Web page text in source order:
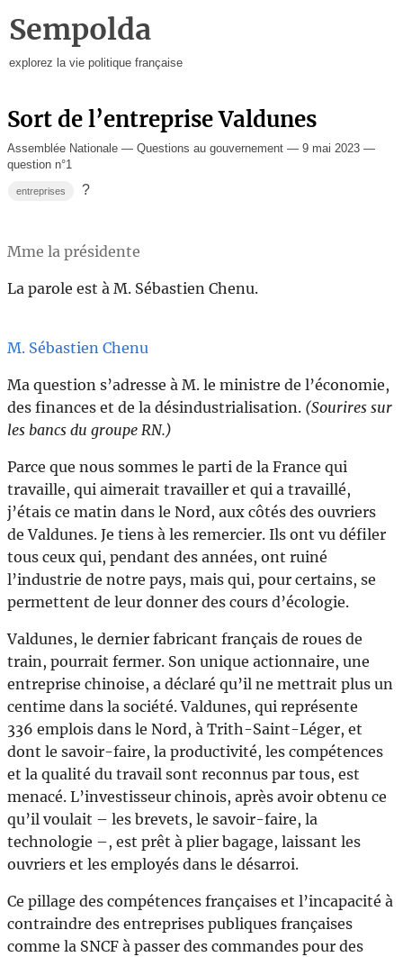
Sempolda
explorez la vie politique française
Sort de l’entreprise Valdunes
Assemblée Nationale — Questions au gouvernement — 9 mai 2023 —
question n°1
entreprises ?
Mme la présidente
La parole est à M. Sébastien Chenu.
M. Sébastien Chenu
Ma question s’adresse à M. le ministre de l’économie,
des finances et de la désindustrialisation. (Sourires sur
les bancs du groupe RN.)
Parce que nous sommes le parti de la France qui
travaille, qui aimerait travailler et qui a travaillé,
j’étais ce matin dans le Nord, aux côtés des ouvriers
de Valdunes. Je tiens à les remercier. Ils ont vu défiler
tous ceux qui, pendant des années, ont ruiné
l’industrie de notre pays, mais qui, pour certains, se
permettent de leur donner des cours d’écologie.
Valdunes, le dernier fabricant français de roues de
train, pourrait fermer. Son unique actionnaire, une
entreprise chinoise, a déclaré qu’il ne mettrait plus un
centime dans la société. Valdunes, qui représente
336 emplois dans le Nord, à Trith-Saint-Léger, et
dont le savoir-faire, la productivité, les compétences
et la qualité du travail sont reconnus par tous, est
menacé. L’investisseur chinois, après avoir obtenu ce
qu’il voulait – les brevets, le savoir-faire, la
technologie –, est prêt à plier bagage, laissant les
ouvriers et les employés dans le désarroi.
Ce pillage des compétences françaises et l’incapacité à
contraindre des entreprises publiques françaises
comme la SNCF à passer des commandes pour des